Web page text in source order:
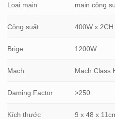
Loại main main công
Công suất 400W x 2CH
Brige 1200W
Mạch Mạch Class
Daming Factor >250
Kích thước 9 x 48 x